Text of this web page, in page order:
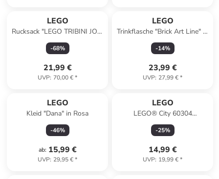
LEGO
Rucksack "LEGO TRIBINI JOY"
in Türkis - (B)29 x (H)49 x
(T)12 cm
-68%
21,99 €
UVP: 70,00 €*
LEGO
Trinkflasche "Brick Art Line" in
Weiß/ Blau/ Gelb - 560 ml
-14%
23,99 €
UVP: 27,99 €*
LEGO
Kleid "Dana" in Rosa
-46%
ab: 15,99 €
UVP: 29,95 €*
LEGO
LEGO® City 60304
"Straßenkreuzung mit
Ampeln" - ab 5 Jahren
-25%
14,99 €
UVP: 19,99 €*